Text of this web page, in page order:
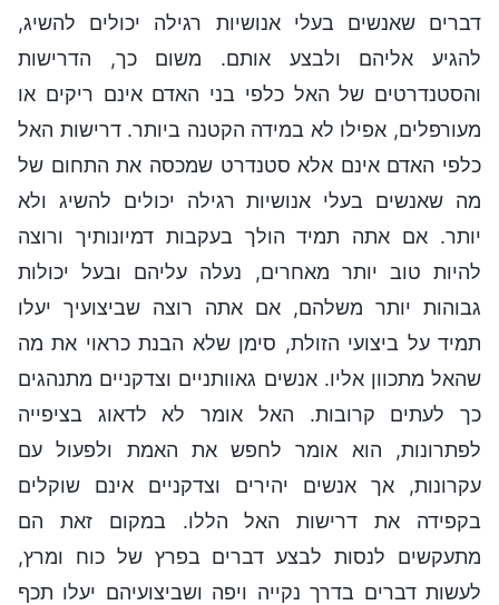
דברים שאנשים בעלי אנושיות רגילה יכולים להשיג,
להגיע אליהם ולבצע אותם. משום כך, הדרישות
והסטנדרטים של האל כלפי בני האדם אינם ריקים או
מעורפלים, אפילו לא במידה הקטנה ביותר. דרישות האל
כלפי האדם אינם אלא סטנדרט שמכסה את התחום של
מה שאנשים בעלי אנושיות רגילה יכולים להשיג ולא
יותר. אם אתה תמיד הולך בעקבות דמיונותיך ורוצה
להיות טוב יותר מאחרים, נעלה עליהם ובעל יכולות
גבוהות יותר משלהם, אם אתה רוצה שביצועיך יעלו
תמיד על ביצועי הזולת, סימן שלא הבנת כראוי את מה
שהאל מתכוון אליו. אנשים גאוותניים וצדקניים מתנהגים
כך לעתים קרובות. האל אומר לא לדאוג בציפייה
לפתרונות, הוא אומר לחפש את האמת ולפעול עם
עקרונות, אך אנשים יהירים וצדקניים אינם שוקלים
בקפידה את דרישות האל הללו. במקום זאת הם
מתעקשים לנסות לבצע דברים בפרץ של כוח ומרץ,
לעשות דברים בדרך נקייה ויפה ושביצועיהם יעלו תכף